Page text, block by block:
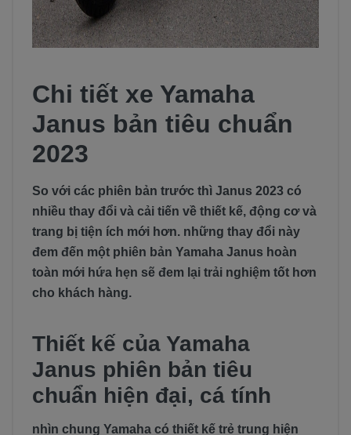
Chi tiết xe Yamaha
Janus bản tiêu chuẩn
2023
So với các phiên bản trước thì Janus 2023 có
nhiều thay đổi và cải tiến về thiết kế, động cơ và
trang bị tiện ích mới hơn. những thay đổi này
đem đến một phiên bản Yamaha Janus hoàn
toàn mới hứa hẹn sẽ đem lại trải nghiệm tốt hơn
cho khách hàng.
Thiết kế của Yamaha
Janus phiên bản tiêu
chuẩn hiện đại, cá tính
nhìn chung Yamaha có thiết kế trẻ trung hiện